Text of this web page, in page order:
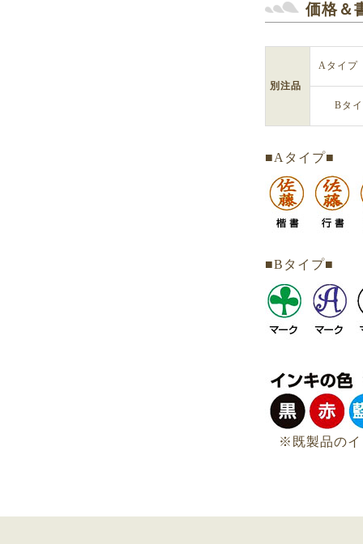
価格＆
別注品
Aタイプ
Bタ
■Aタイプ■
■Bタイプ■
※既製品のイ